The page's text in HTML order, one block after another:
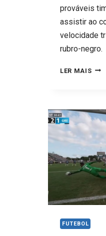
prováveis
assistir ao
velocidade
rubro-negro.
LER MAIS
DIA,
ONDE
E
FUTEBOL